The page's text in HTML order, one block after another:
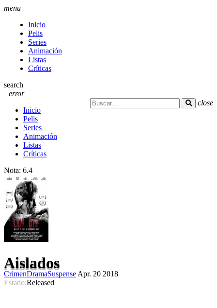
menu
Inicio
Pelis
Series
Animación
Listas
Críticas
search
error
close
Inicio
Pelis
Series
Animación
Listas
Críticas
Nota: 6.4
Aislados
CrimenDramaSuspenseApr. 20 2018
Estado:Released